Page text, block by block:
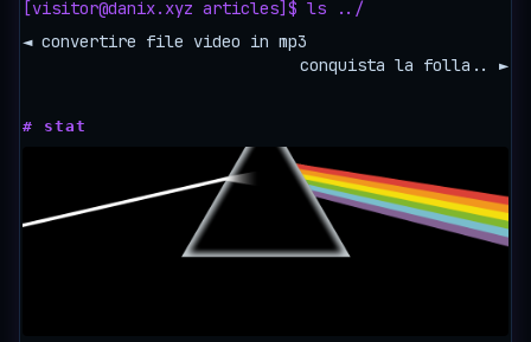
[visitor@danix.xyz articles]$ ls ../
◄ convertire file video in mp3
conquista la folla.. ►
# stat